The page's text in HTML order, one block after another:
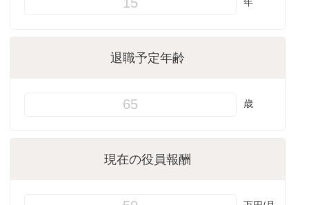
退職予定年齢
歳
現在の役員報酬